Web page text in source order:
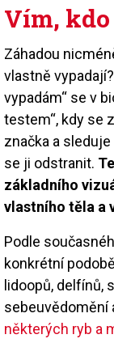
Vím,
Záhadou
vlastně
vypadám“ se v
testem“, kdy se
značka a
se ji odstranit.
základního
vlastního těla a
Podle
konkrétní
lidoopů, delfínů,
sebeuvědomění
některých ryb a